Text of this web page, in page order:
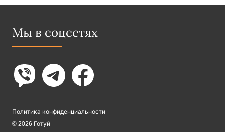
Мы в соцсетях
Политика конфиденциальности
© 2026 Готуй